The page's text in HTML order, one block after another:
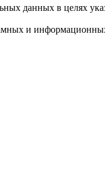
данных в целях
и